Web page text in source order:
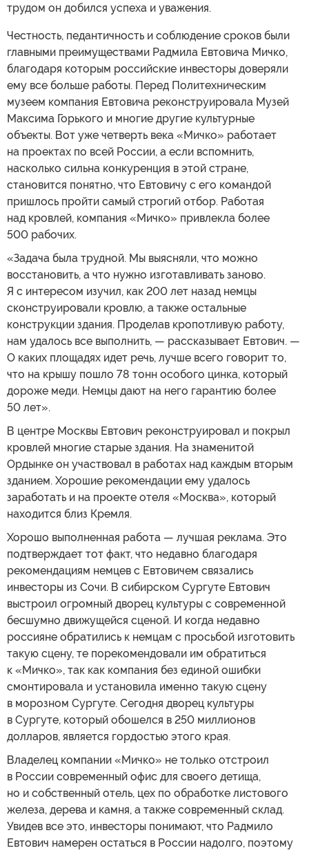
трудом он добился успеха и уважения.
Честность, педантичность и соблюдение сроков были
главными преимуществами Радмила Евтовича Мичко,
благодаря которым российские инвесторы доверяли
ему все больше работы. Перед Политехническим
музеем компания Евтовича реконструировала Музей
Максима Горького и многие другие культурные
объекты. Вот уже четверть века «Мичко» работает
на проектах по всей России, а если вспомнить,
насколько сильна конкуренция в этой стране,
становится понятно, что Евтовичу с его командой
пришлось пройти самый строгий отбор. Работая
над кровлей, компания «Мичко» привлекла более
500 рабочих.
«Задача была трудной. Мы выясняли, что можно
восстановить, а что нужно изготавливать заново.
Я с интересом изучил, как 200 лет назад немцы
сконструировали кровлю, а также остальные
конструкции здания. Проделав кропотливую работу,
нам удалось все выполнить, — рассказывает Евтович. —
О каких площадях идет речь, лучше всего говорит то,
что на крышу пошло 78 тонн особого цинка, который
дороже меди. Немцы дают на него гарантию более
50 лет».
В центре Москвы Евтович реконструировал и покрыл
кровлей многие старые здания. На знаменитой
Ордынке он участвовал в работах над каждым вторым
зданием. Хорошие рекомендации ему удалось
заработать и на проекте отеля «Москва», который
находится близ Кремля.
Хорошо выполненная работа — лучшая реклама. Это
подтверждает тот факт, что недавно благодаря
рекомендациям немцев с Евтовичем связались
инвесторы из Сочи. В сибирском Сургуте Евтович
выстроил огромный дворец культуры с современной
бесшумно движущейся сценой. И когда недавно
россияне обратились к немцам с просьбой изготовить
такую сцену, те порекомендовали им обратиться
к «Мичко», так как компания без единой ошибки
смонтировала и установила именно такую сцену
в морозном Сургуте. Сегодня дворец культуры
в Сургуте, который обошелся в 250 миллионов
долларов, является гордостью этого края.
Владелец компании «Мичко» не только отстроил
в России современный офис для своего детища,
но и собственный отель, цех по обработке листового
железа, дерева и камня, а также современный склад.
Увидев все это, инвесторы понимают, что Радмило
Евтович намерен остаться в России надолго, поэтому